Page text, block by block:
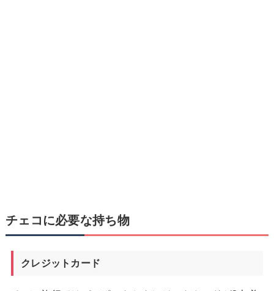
チェコに必要な持ち物
クレジットカード